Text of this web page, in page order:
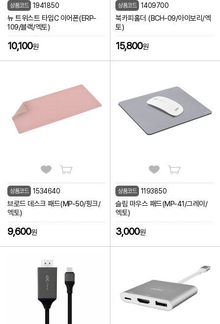
상품코드 1941850
뉴 트위스트 타입C 이어폰(ERP-
109/블랙/엑토)
10,100원
상품코드 1409700
북카피홀더 (BCH-09/아이보리/엑
토)
15,800원
상품코드 1534640
브로드 데스크 패드(MP-50/핑크/
엑토)
9,600원
상품코드 1193850
슬림 마우스 패드(MP-41/그레이/
엑토)
3,000원